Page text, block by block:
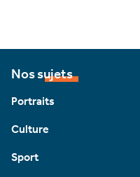
Nos sujets
Portraits
Culture
Sport